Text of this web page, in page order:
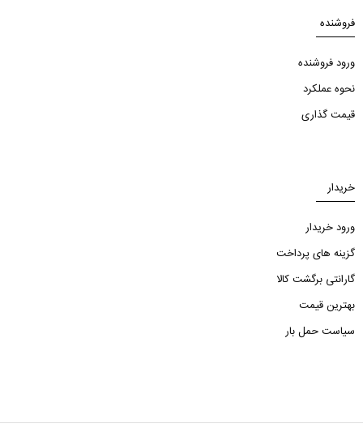
فروشنده
ورود فروشنده
نحوه عملکرد
قیمت گذاری
خریدار
ورود خریدار
گزینه های پرداخت
گارانتی برگشت کالا
بهترین قیمت
سیاست حمل بار